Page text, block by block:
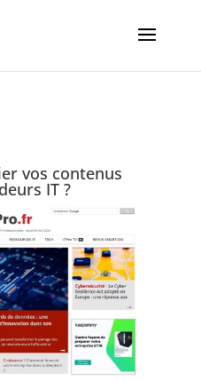
vos contenus
IT ?